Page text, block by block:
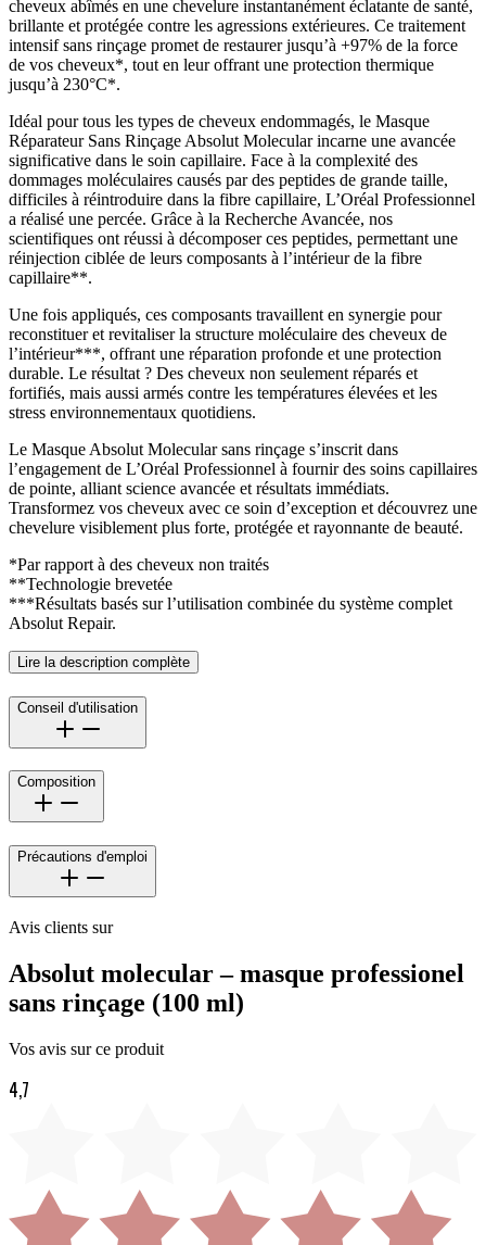
cheveux abîmés en une chevelure instantanément éclatante de santé,
brillante et protégée contre les agressions extérieures. Ce traitement
intensif sans rinçage promet de restaurer jusqu’à +97% de la force
de vos cheveux*, tout en leur offrant une protection thermique
jusqu’à 230°C*.
Idéal pour tous les types de cheveux endommagés, le Masque
Réparateur Sans Rinçage Absolut Molecular incarne une avancée
significative dans le soin capillaire. Face à la complexité des
dommages moléculaires causés par des peptides de grande taille,
difficiles à réintroduire dans la fibre capillaire, L’Oréal Professionnel
a réalisé une percée. Grâce à la Recherche Avancée, nos
scientifiques ont réussi à décomposer ces peptides, permettant une
réinjection ciblée de leurs composants à l’intérieur de la fibre
capillaire**.
Une fois appliqués, ces composants travaillent en synergie pour
reconstituer et revitaliser la structure moléculaire des cheveux de
l’intérieur***, offrant une réparation profonde et une protection
durable. Le résultat ? Des cheveux non seulement réparés et
fortifiés, mais aussi armés contre les températures élevées et les
stress environnementaux quotidiens.
Le Masque Absolut Molecular sans rinçage s’inscrit dans
l’engagement de L’Oréal Professionnel à fournir des soins capillaires
de pointe, alliant science avancée et résultats immédiats.
Transformez vos cheveux avec ce soin d’exception et découvrez une
chevelure visiblement plus forte, protégée et rayonnante de beauté.
*Par rapport à des cheveux non traités
**Technologie brevetée
***Résultats basés sur l’utilisation combinée du système complet
Absolut Repair.
Lire la description complète
Conseil d'utilisation
Composition
Précautions d'emploi
Avis clients sur
Absolut molecular – masque professionel
sans rinçage (100 ml)
Vos avis sur ce produit
4,7